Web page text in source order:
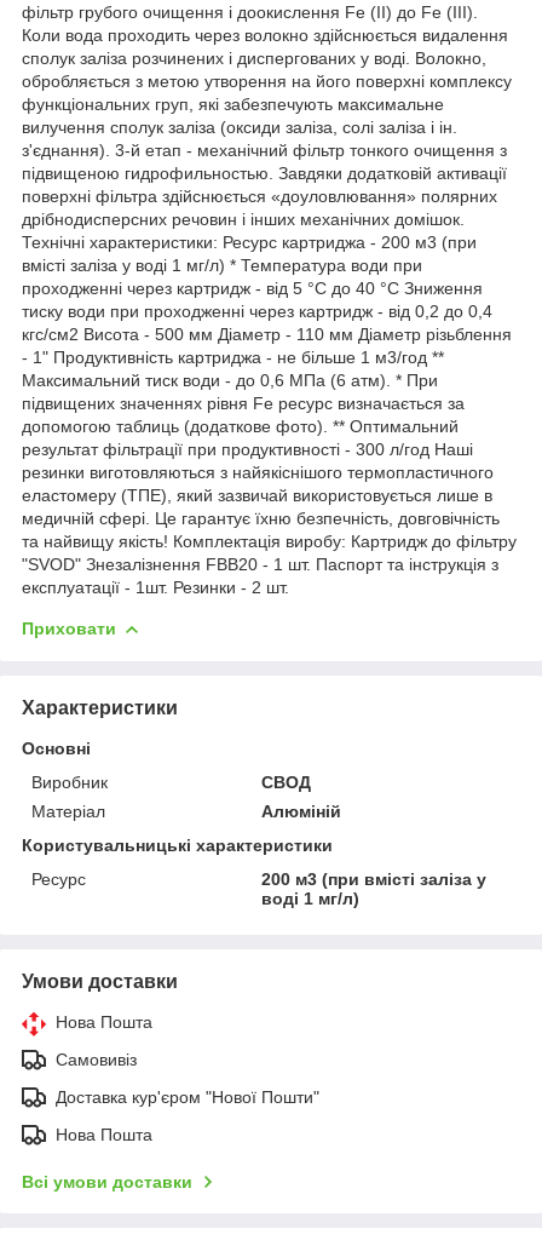
фільтр грубого очищення і доокислення Fe (II) до Fe (III).
Коли вода проходить через волокно здійснюється видалення
сполук заліза розчинених і диспергованих у воді. Волокно,
обробляється з метою утворення на його поверхні комплексу
функціональних груп, які забезпечують максимальне
вилучення сполук заліза (оксиди заліза, солі заліза і ін.
з'єднання). 3-й етап - механічний фільтр тонкого очищення з
підвищеною гидрофильностью. Завдяки додатковій активації
поверхні фільтра здійснюється «доуловлювання» полярних
дрібнодисперсних речовин і інших механічних домішок.
Технічні характеристики: Ресурс картриджа - 200 м3 (при
вмісті заліза у воді 1 мг/л) * Температура води при
проходженні через картридж - від 5 °С до 40 °С Зниження
тиску води при проходженні через картридж - від 0,2 до 0,4
кгс/см2 Висота - 500 мм Діаметр - 110 мм Діаметр різьблення
- 1" Продуктивність картриджа - не більше 1 м3/год **
Максимальний тиск води - до 0,6 МПа (6 атм). * При
підвищених значеннях рівня Fe ресурс визначається за
допомогою таблиць (додаткове фото). ** Оптимальний
результат фільтрації при продуктивності - 300 л/год Наші
резинки виготовляються з найякіснішого термопластичного
еластомеру (ТПЕ), який зазвичай використовується лише в
медичній сфері. Це гарантує їхню безпечність, довговічність
та найвищу якість! Комплектація виробу: Картридж до фільтру
"SVOD" Знезалізнення FBB20 - 1 шт. Паспорт та інструкція з
експлуатації - 1шт. Резинки - 2 шт.
Приховати
Характеристики
Основні
Виробник
СВОД
Матеріал
Алюміній
Користувальницькі характеристики
Ресурс
200 м3 (при вмісті заліза у
воді 1 мг/л)
Умови доставки
Нова Пошта
Самовивіз
Доставка кур'єром "Нової Пошти"
Нова Пошта
Всі умови доставки